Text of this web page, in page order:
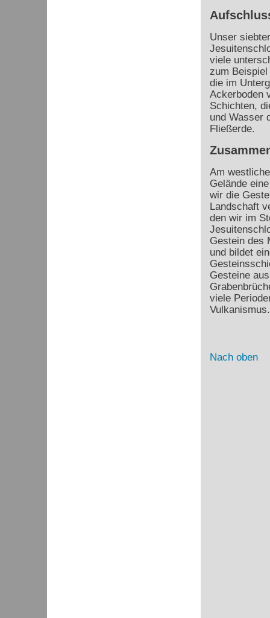
Unser
viele
zum
die im
Ackerboden
Schichten,
und Wasser
Fließerde.
Am
Gelände
wir die
Landschaft
den wir im
Gestein des
und bildet
Gesteine
viele
Vulkanismus.
Nach oben